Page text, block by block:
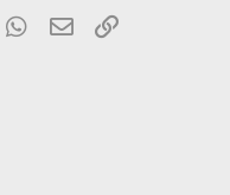
WhatsApp
E-posta